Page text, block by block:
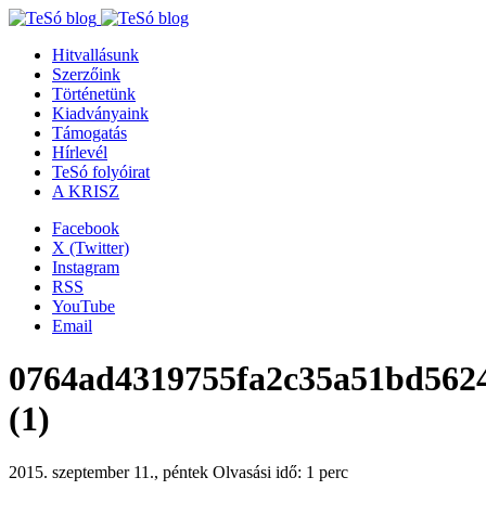
Hitvallásunk
Szerzőink
Történetünk
Kiadványaink
Támogatás
Hírlevél
TeSó folyóirat
A KRISZ
Facebook
X (Twitter)
Instagram
RSS
YouTube
Email
(1)
2015. szeptember 11., péntek Olvasási idő: 1 perc